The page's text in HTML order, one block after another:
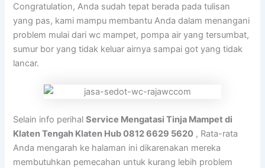
Congratulation, Anda sudah tepat berada pada tulisan
yang pas, kami mampu membantu Anda dalam menangani
problem mulai dari wc mampet, pompa air yang tersumbat,
sumur bor yang tidak keluar airnya sampai got yang tidak
lancar.
Selain info perihalService Mengatasi Tinja Mampet di
Klaten Tengah Klaten Hub 0812 6629 5620 , Rata-rata
Anda mengarah ke halaman ini dikarenakan mereka
membutuhkan pemecahan untuk kurang lebih problem